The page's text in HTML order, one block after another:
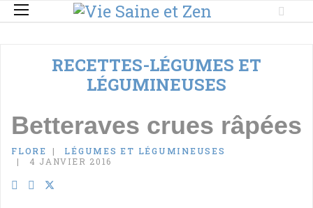
RECETTES-LÉGUMES ET
LÉGUMINEUSES
Betteraves crues râpées
FLORE
LÉGUMES ET LÉGUMINEUSES
4 JANVIER 2016